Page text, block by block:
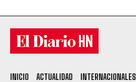
INICIO ACTUALIDAD INTERNACIONALES